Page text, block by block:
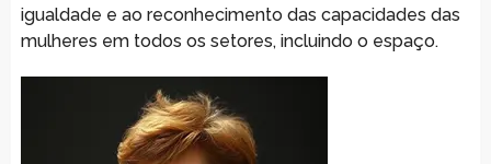
igualdade e ao reconhecimento das capacidades das
mulheres em todos os setores, incluindo o espaço.